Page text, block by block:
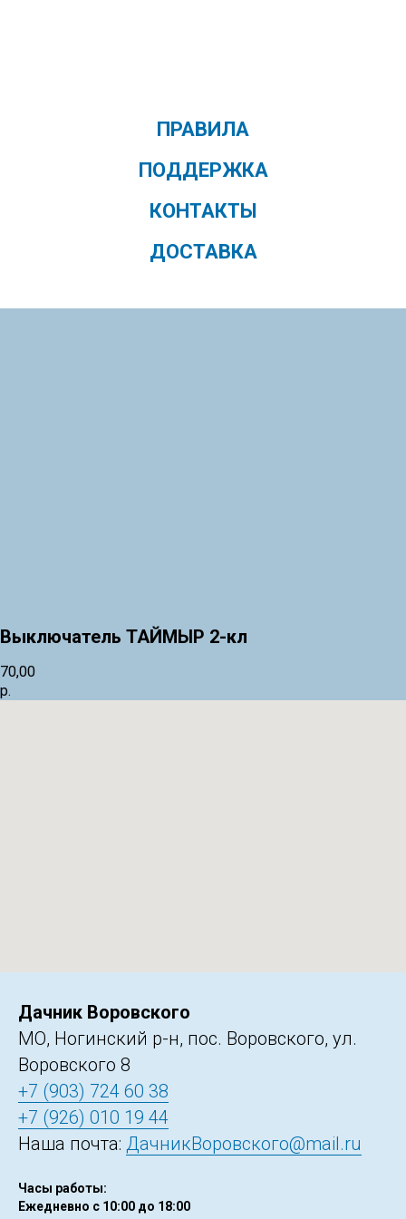
ПРАВИЛА
ПОДДЕРЖКА
КОНТАКТЫ
ДОСТАВКА
Выключатель ТАЙМЫР 2-кл
70,00
р.
Дачник Воровского
МО, Ногинский р-н, пос. Воровского, ул.
Воровского 8
+7 (903) 724 60 38
+7 (926) 010 19 44
Наша почта: ДачникВоровского@mail.ru
Часы работы:
Ежедневно с 10:00 до 18:00